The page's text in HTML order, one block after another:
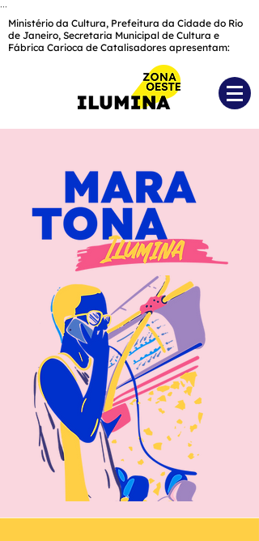
Ministério da Cultura, Prefeitura da Cidade do Rio
de Janeiro, Secretaria Municipal de Cultura e
Fábrica Carioca de Catalisadores apresentam: